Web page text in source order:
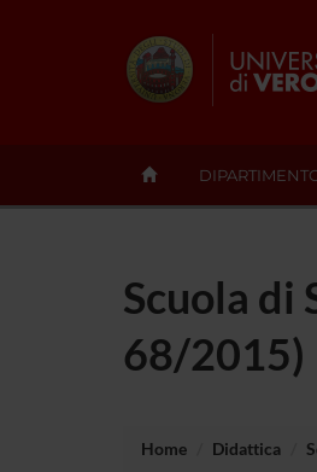
Scuola di
68/2015)
Home Didattica